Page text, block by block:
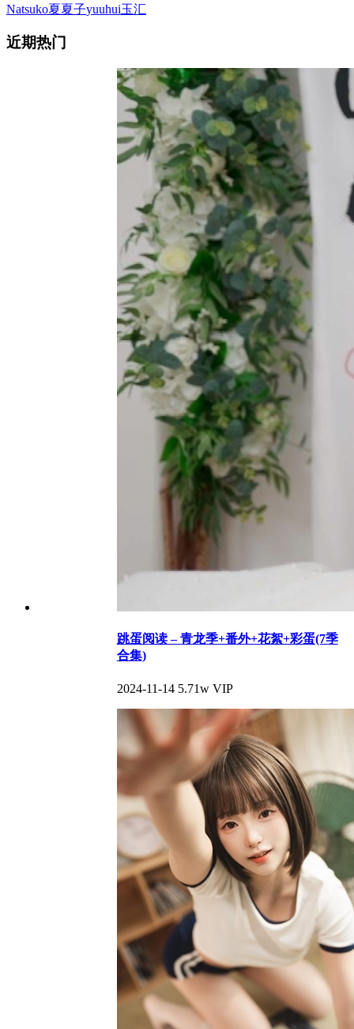
Natsuko夏夏子yuuhui玉汇
近期热门
跳蛋阅读 – 青龙季+番外+花絮+彩蛋(7季
合集)
2024-11-14 5.71w VIP